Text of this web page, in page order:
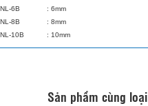
NL-6B : 6mm
NL-8B : 8mm
NL-10B : 10mm
Sản phẩm cùng loại